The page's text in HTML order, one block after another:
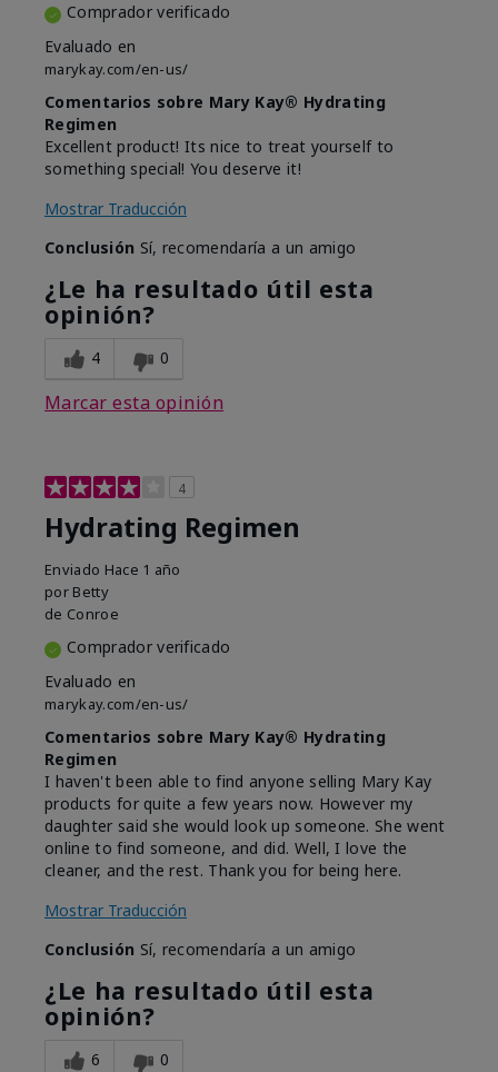
Comprador verificado
Evaluado en
marykay.com/en-us/
Comentarios sobre Mary Kay® Hydrating
Regimen
Excellent product! Its nice to treat yourself to
something special! You deserve it!
Mostrar Traducción
Conclusión Sí, recomendaría a un amigo
¿Le ha resultado útil esta
opinión?
4 0
Marcar esta opinión
4
Hydrating Regimen
Enviado Hace 1 año
por Betty
de Conroe
Comprador verificado
Evaluado en
marykay.com/en-us/
Comentarios sobre Mary Kay® Hydrating
Regimen
I haven't been able to find anyone selling Mary Kay
products for quite a few years now. However my
daughter said she would look up someone. She went
online to find someone, and did. Well, I love the
cleaner, and the rest. Thank you for being here.
Mostrar Traducción
Conclusión Sí, recomendaría a un amigo
¿Le ha resultado útil esta
opinión?
6 0